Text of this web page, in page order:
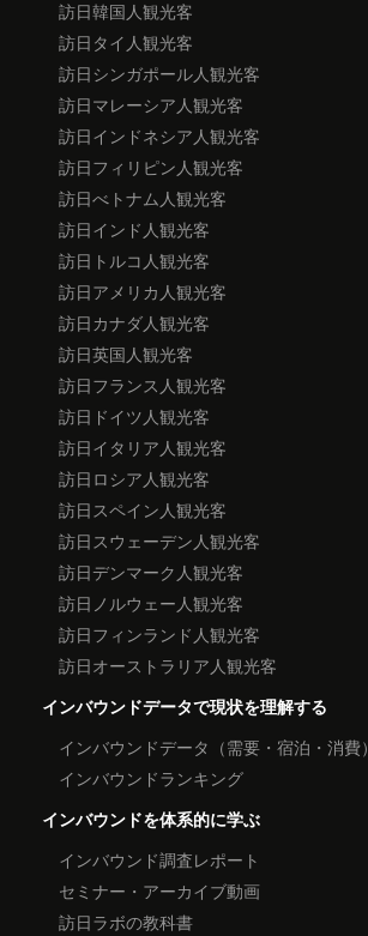
訪日韓国人観光客
訪日タイ人観光客
訪日シンガポール人観光客
訪日マレーシア人観光客
訪日インドネシア人観光客
訪日フィリピン人観光客
訪日べトナム人観光客
訪日インド人観光客
訪日トルコ人観光客
訪日アメリカ人観光客
訪日カナダ人観光客
訪日英国人観光客
訪日フランス人観光客
訪日ドイツ人観光客
訪日イタリア人観光客
訪日ロシア人観光客
訪日スペイン人観光客
訪日スウェーデン人観光客
訪日デンマーク人観光客
訪日ノルウェー人観光客
訪日フィンランド人観光客
訪日オーストラリア人観光客
インバウンドデータで現状を理解する
インバウンドデータ（需要・宿泊・消費）
インバウンドランキング
インバウンドを体系的に学ぶ
インバウンド調査レポート
セミナー・アーカイブ動画
訪日ラボの教科書